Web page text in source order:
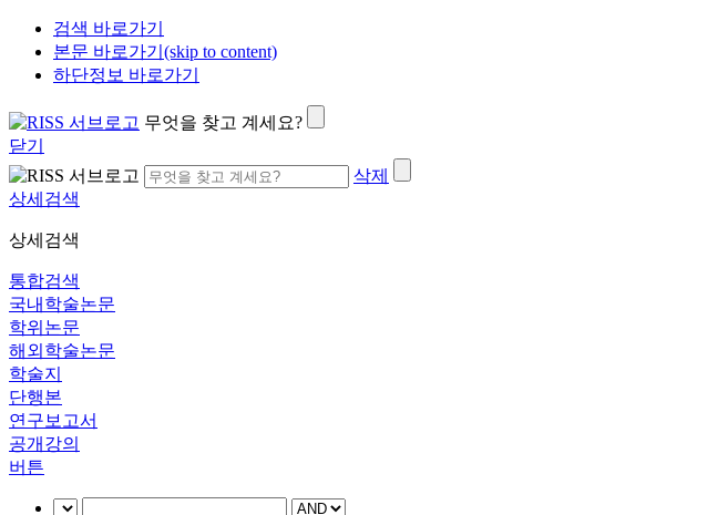
검색 바로가기
본문 바로가기(skip to content)
하단정보 바로가기
무엇을 찾고 계세요?
닫기
삭제
상세검색
상세검색
통합검색
국내학술논문
학위논문
해외학술논문
학술지
단행본
연구보고서
공개강의
버튼